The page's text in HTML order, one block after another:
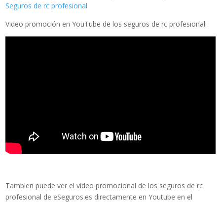
Seguros de rc profesional
Video promoción en YouTube de los seguros de rc profesional:
Tambien puede ver el video promocional de los seguros de rc
profesional de eSeguros.es directamente en Youtube en el